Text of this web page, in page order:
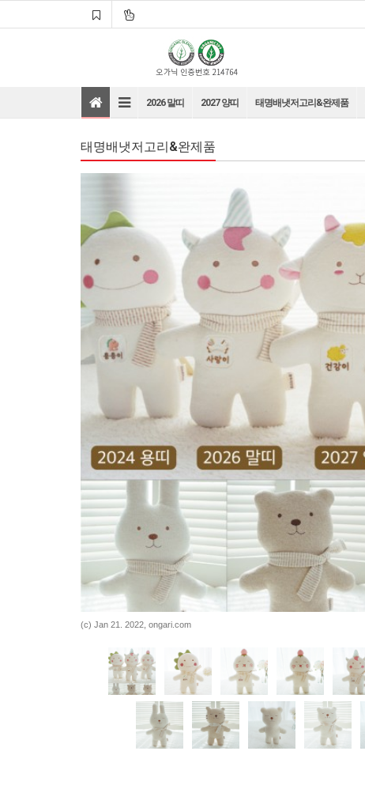
바로가기
바로가기
바로가기
바로가기
2026 말띠 2027 양띠 태명배냇저고리&완제품
태명배냇저고리&완제품
(c) Jan 21. 2022, ongari.com